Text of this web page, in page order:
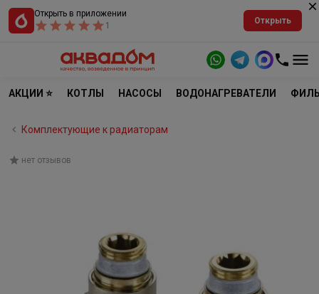
Открыть в приложении
1
Открыть
АКЦИИ ⭐ КОТЛЫ НАСОСЫ ВОДОНАГРЕВАТЕЛИ
Комплектующие к радиаторам
нет отзывов